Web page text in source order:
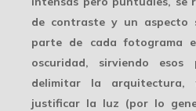
de contraste y un aspecto
parte de cada fotograma
oscuridad, sirviendo
delimitar la
justificar la luz (por lo